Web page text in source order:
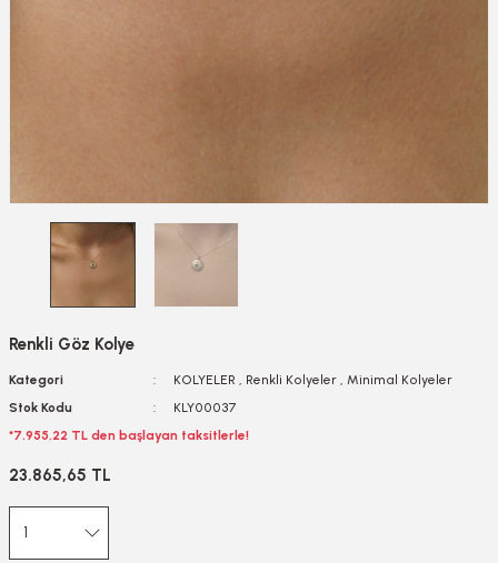
Renkli Göz Kolye
Kategori KOLYELER , Renkli Kolyeler , Minimal Kolyeler
Stok Kodu
KLY00037
*7.955,22 TL den başlayan taksitlerle!
23.865,65 TL